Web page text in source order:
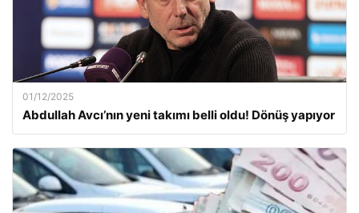
01/12/2025
Abdullah Avcı’nın yeni takımı belli oldu! Dönüş yapıyor